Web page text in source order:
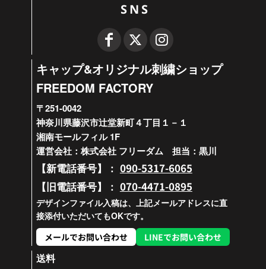
SNS
キャップ&オリジナル刺繍ショップ
FREEDOM FACTORY
〒251-0042
神奈川県藤沢市辻堂新町４丁目１－１
湘南モールフィル 1F
運営会社：株式会社 フリーダム 担当：黒川
【新電話番号】： 090-5317-6065
【旧電話番号】： 070-4471-0895
デザインファイル入稿は、上記メールアドレスに直
接添付いただいてもOKです。
メールでお問い合わせ
LINEでお問い合わせ
送料